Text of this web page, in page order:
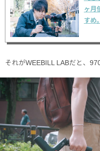
ヶ月
すめ。
それがWEEBILL LABだと、